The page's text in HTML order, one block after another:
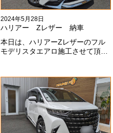
2024年5月28日
ハリアー Zレザー 納車
本日は、ハリアーZレザーのフル
モデリスタエアロ施工させて頂き
全然、思い通りエアロが入ってき
ませんね。。今後とも宜しくお願
いします！